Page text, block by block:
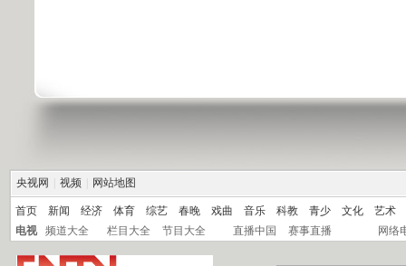
央视网 视频 网站地图
首页 新闻 经济 体育 综艺 春晚 戏曲 音乐 科教 青少 文化
艺术
电视
频道大全 栏目大全 节目大全 直播中国 赛事直播 网络